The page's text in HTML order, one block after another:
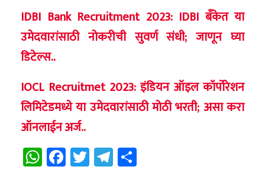
IDBI Bank Recruitment 2023: IDBI बॅंकेत या
उमेदवारांसाठी नोकरीची सुवर्ण संधी; जाणून घ्या
डिटेल्स..
IOCL Recruitmet 2023: इंडियन ऑइल कॉर्पोरेशन
लिमिटेडमध्ये या उमेदवारांसाठी मोठी भरती; असा करा
ऑनलाईन अर्ज..
WhatsApp
Facebook
TwitterTelegram